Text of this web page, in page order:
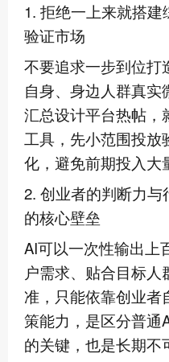
1. 拒绝一上来就搭
验证市场
不要追求一步到位打
自身、身边人群真实
汇总设计平台热帖，
工具，先小范围投
化，避免前期投入大
2. 创业者的判断力
的核心壁垒
AI可以一次性输出上
户需求、贴合目标
准，只能依靠创业
策能力，是区分普通
的关键，也是长期不